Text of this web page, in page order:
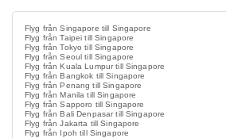
Flyg från Singapore till Singapore
Flyg från Taipei till Singapore
Flyg från Tokyo till Singapore
Flyg från Seoul till Singapore
Flyg från Kuala Lumpur till Singapore
Flyg från Bangkok till Singapore
Flyg från Penang till Singapore
Flyg från Manila till Singapore
Flyg från Sapporo till Singapore
Flyg från Bali Denpasar till Singapore
Flyg från Jakarta till Singapore
Flyg från Ipoh till Singapore